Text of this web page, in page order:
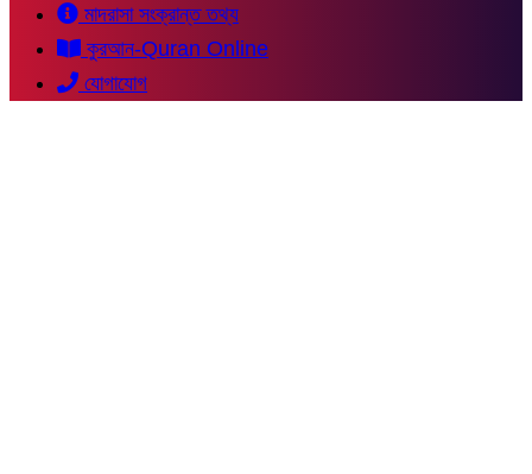
মাদরাসা সংক্রান্ত তথ্য
কুরআন-Quran Online
যোগাযোগ